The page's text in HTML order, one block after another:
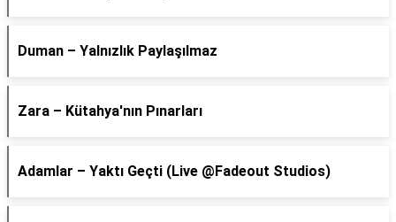
Duman – Yalnızlık Paylaşılmaz
Zara – Kütahya'nın Pınarları
Adamlar – Yaktı Geçti (Live @Fadeout Studios)